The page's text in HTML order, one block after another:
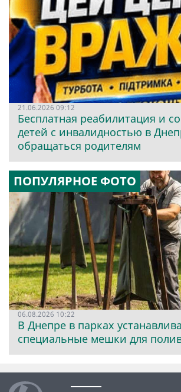
21.06.2026 09:12
Бесплатная реабилитация и
детей с инвалидностью в
обращаться родителям
ПОПУЛЯРНОЕ ФОТО
06.08.2026 10:22
В Днепре в парках
специальные мешки для